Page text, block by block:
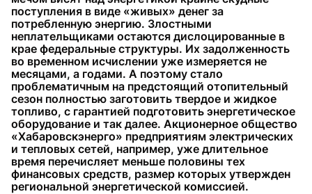
поступления в виде «живых» денег за
потребленную энергию. Злостными
неплательщиками остаются дислоцированные в
крае федеральные структуры. Их задолженность
во временном исчислении уже измеряется не
месяцами, а годами. А поэтому стало
проблематичным на предстоящий отопительный
сезон полностью заготовить твердое и жидкое
топливо, с гарантией подготовить энергетическое
оборудование и так далее. Акционерное общество
«Хабаровскэнерго» предприятиям электрических
и тепловых сетей, например, уже длительное
время перечисляет меньше половины тех
финансовых средств, размер которых утвержден
региональной энергетической комиссией.